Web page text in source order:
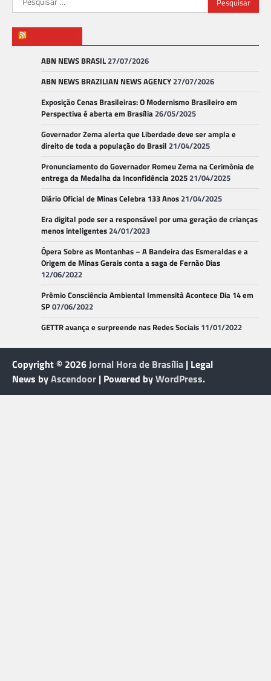
por:
ABN NEWS BRASIL27/07/2026
ABN NEWS BRAZILIAN NEWS AGENCY27/07/2026
Exposição Cenas Brasileiras: O Modernismo Brasileiro em
Perspectiva é aberta em Brasília26/05/2025
Governador Zema alerta que Liberdade deve ser ampla e
direito de toda a população do Brasil 21/04/2025
Pronunciamento do Governador Romeu Zema na Cerimônia de
entrega da Medalha da Inconfidência 202521/04/2025
Diário Oficial de Minas Celebra 133 Anos21/04/2025
Era digital pode ser a responsável por uma geração de crianças
menos inteligentes24/01/2023
Ópera Sobre as Montanhas – A Bandeira das Esmeraldas e a
Origem de Minas Gerais conta a saga de Fernão Dias
12/06/2022
Prêmio Consciência Ambiental Immensità Acontece Dia 14 em
SP07/06/2022
GETTR avança e surpreende nas Redes Sociais 11/01/2022
Copyright © 2026Jornal Hora de Brasília | Legal
News byAscendoor | Powered byWordPress.